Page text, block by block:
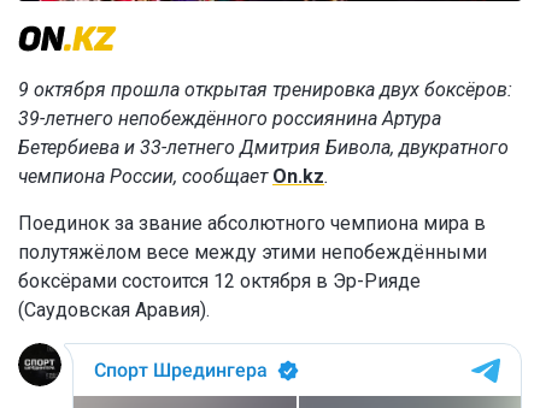
9 октября прошла открытая тренировка двух боксёров:
39-летнего непобеждённого россиянина Артура
Бетербиева и 33-летнего Дмитрия Бивола, двукратного
чемпиона России, сообщает On.kz.
Поединок за звание абсолютного чемпиона мира в
полутяжёлом весе между этими непобеждёнными
боксёрами состоится 12 октября в Эр-Рияде
(Саудовская Аравия).